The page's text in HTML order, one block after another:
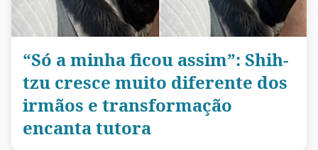
“Só a minha ficou assim”: Shih-
tzu cresce muito diferente dos
irmãos e transformação
encanta tutora